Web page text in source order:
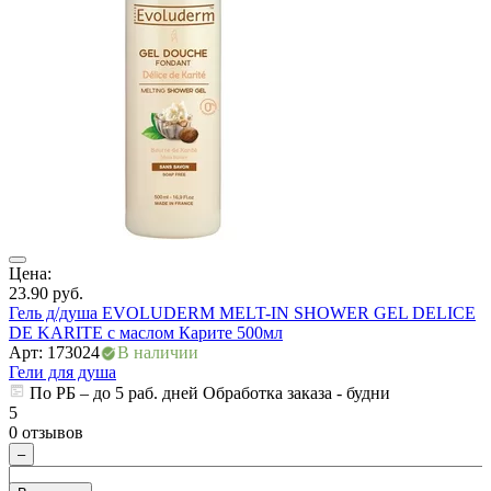
Цена:
23.90 руб.
Гель д/душа EVOLUDERM MELT-IN SHOWER GEL DELICE
DE KARITE с маслом Карите 500мл
Арт: 173024
В наличии
Гели для душа
По РБ – до 5 раб. дней Обработка заказа - будни
5
0 отзывов
–